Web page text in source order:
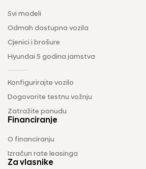
Svi modeli
Odmah dostupna vozila
Cjenici i brošure
Hyundai 5 godina jamstva
Konfigurirajte vozilo
Dogovorite testnu vožnju
Zatražite ponudu
Financiranje
O financiranju
Izračun rate leasinga
Za vlasnike